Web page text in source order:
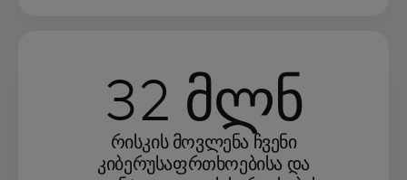
32 მლნ
რისკის მოვლენა ჩვენი
კიბერუსაფრთხოებისა და